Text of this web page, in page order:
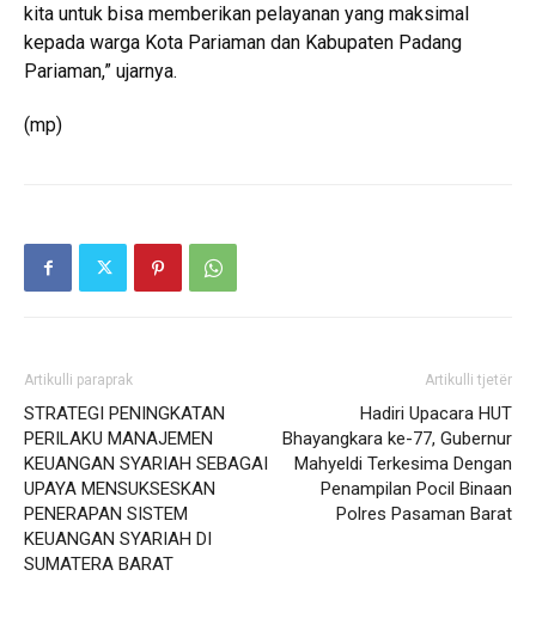
kita untuk bisa memberikan pelayanan yang maksimal
kepada warga Kota Pariaman dan Kabupaten Padang
Pariaman,” ujarnya.
(mp)
Artikulli paraprak
STRATEGI PENINGKATAN
PERILAKU MANAJEMEN
KEUANGAN SYARIAH SEBAGAI
UPAYA MENSUKSESKAN
PENERAPAN SISTEM
KEUANGAN SYARIAH DI
SUMATERA BARAT
Artikulli tjetër
Hadiri Upacara HUT
Bhayangkara ke-77, Gubernur
Mahyeldi Terkesima Dengan
Penampilan Pocil Binaan
Polres Pasaman Barat